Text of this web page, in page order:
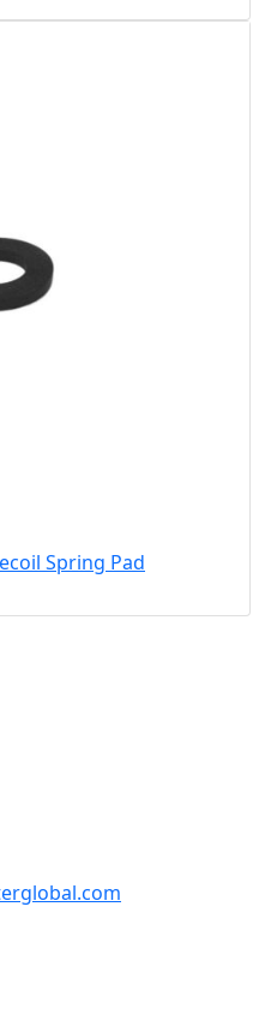
Spring Pad